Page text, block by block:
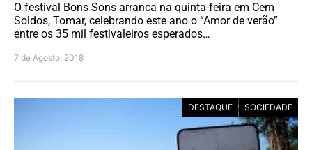
O festival Bons Sons arranca na quinta-feira em Cem
Soldos, Tomar, celebrando este ano o “Amor de verão”
entre os 35 mil festivaleiros esperados…
7 de Agosto, 2018
DESTAQUE SOCIEDADE